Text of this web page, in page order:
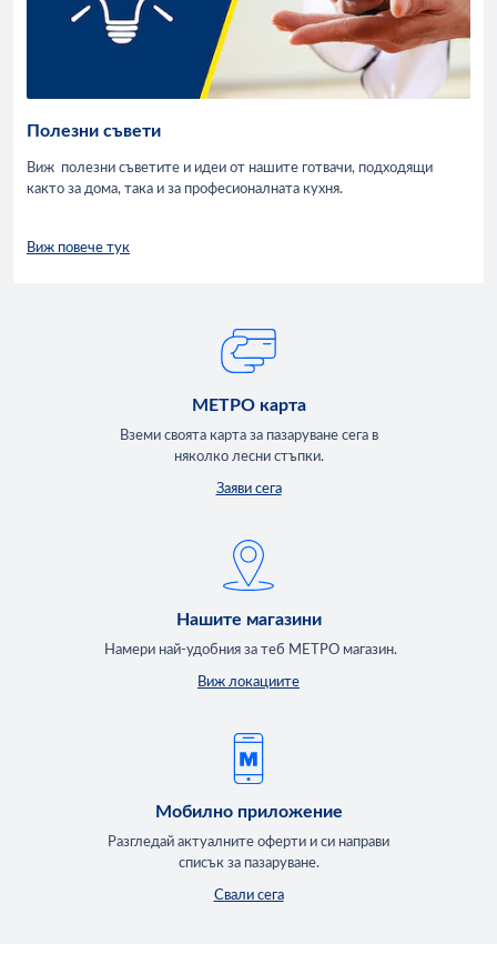
Полезни съвети
Виж полезни съветите и идеи от нашите готвачи, подходящи
както за дома, така и за професионалната кухня.
Виж повече тук
МЕТРО карта
Вземи своята карта за пазаруване сега в
няколко лесни стъпки.
Заяви сега
Нашите магазини
Намери най-удобния за теб МЕТРО магазин.
Виж локациите
Мобилно приложение
Разгледай актуалните оферти и си направи
списък за пазаруване.
Свали сега